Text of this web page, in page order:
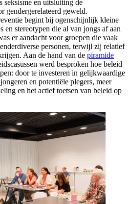
seksisme en uitsluiting de
gendergerelateerd geweld.
begint bij ogenschijnlijk kleine
en stereotypen die al van jongs af aan
er aandacht voor groepen die vaak
personen, terwijl zij relatief
Aan de hand van de piramide
werd besproken hoe beleid
door te investeren in gelijkwaardige
en potentiële plegers, meer
en het actief toetsen van beleid op